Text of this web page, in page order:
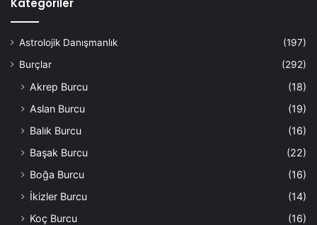
Kategoriler
Astrolojik Danışmanlık
(197)
Burçlar
(292)
Akrep Burcu
(18)
Aslan Burcu
(19)
Balık Burcu
(16)
Başak Burcu
(22)
Boğa Burcu
(16)
İkizler Burcu
(14)
Koç Burcu
(16)